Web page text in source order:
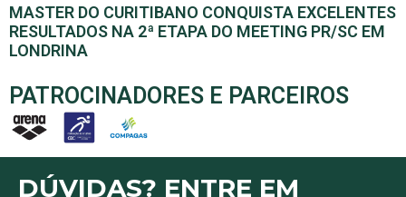
MASTER DO CURITIBANO CONQUISTA EXCELENTES
RESULTADOS NA 2ª ETAPA DO MEETING PR/SC EM
LONDRINA
PATROCINADORES E PARCEIROS
DÚVIDAS? ENTRE EM